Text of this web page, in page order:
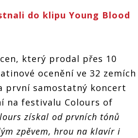
do klipu Young Blood
který prodal přes 10
ocenění ve 32 zemích
první samostatný koncert
na festivalu Colours of
získal od prvních tónů
zpěvem, hrou na klavír i